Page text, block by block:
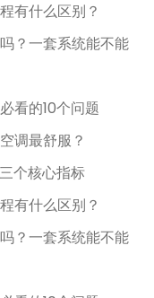
有什么区别？
？一套系统能不能
看的10个问题
调最舒服？
个核心指标
有什么区别？
？一套系统能不能